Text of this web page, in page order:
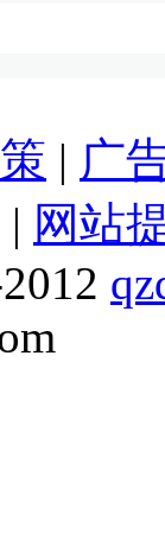
| 广
| 网站